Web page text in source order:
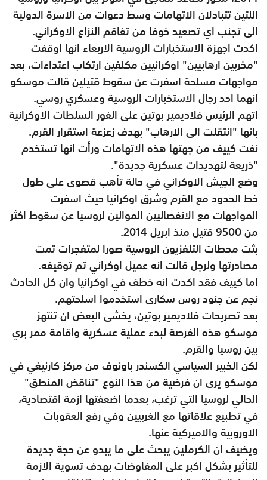
اللتين تتبادلان الاتهامات وسط دعوات من الاسرة الدولية
الى تجنب اي تصعيد خوفا من تفاقم النزاع الاوكراني.
اكدت اجهزة الاستخبارات الروسية الاربعاء انها اوقفت
"مخربين ارهابيين" اوكرانيين مكلفين ارتكاب اعتداءات، بعد
مواجهات مسلحة اسفرت عن سقوط قتيلين قالت موسكو
انهما احد رجال الاستخبارات الروسية وعسكري روسي.
اتهم الرئيس فلاديمير بوتين على الفور السلطات الاوكرانية
بانها "انتقلت الى الارهاب" بهدف زعزعة استقرار القرم.
نفت كييف من جهتها هذه الاتهامات ورأت انها تستخدم
"ذريعة لتهديدات عسكرية جديدة".
وضع الجيش الاوكراني في حالة تأهب قصوى على طول
خط الحدود مع القرم وشرق اوكرانيا حيث اسفرت
المواجهات مع الانفصاليين الموالين لروسيا عن سقوط اكثر
من 9500 قتيل منذ ابريل 2014.
بثت محطات التلفزيون الروسية صورا لمتفجرات تمت
مصادرتها ولرجل قالت انه عميل اوكراني تم توقيفه.
اما كييف فقد اكدت انه خطف في اوكرانيا وان كل الحادث
نجم عن جنود روس سكارى استخدموا اسلحتهم.
بعد تصريحات فلاديمير بوتين، يخشى البعض ان تنتهز
موسكو هذه الفرصة لبدء عملية عسكرية واقامة ممر بري
بين روسيا والقرم.
لكن الخبير السياسي الكسندر باونوف من مركز كارنيغي في
موسكو يرى ان فرضية من هذا النوع "تناقض المنطق"
الحالي لروسيا التي ترغب، بعدما اضعفتها ازمة اقتصادية،
في تطبيع علاقاتها مع الغربيين وفي رفع العقوبات
الاوروبية والاميركية عنها.
ويضيف ان الكرملين يبحث على ما يبدو عن حجة جديدة
للتأثير بشكل اكبر على المفاوضات بهدف تسوية الازمة